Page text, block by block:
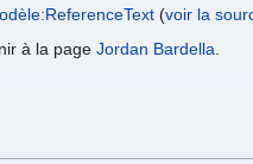
(voir la
à la page Jordan Bardella